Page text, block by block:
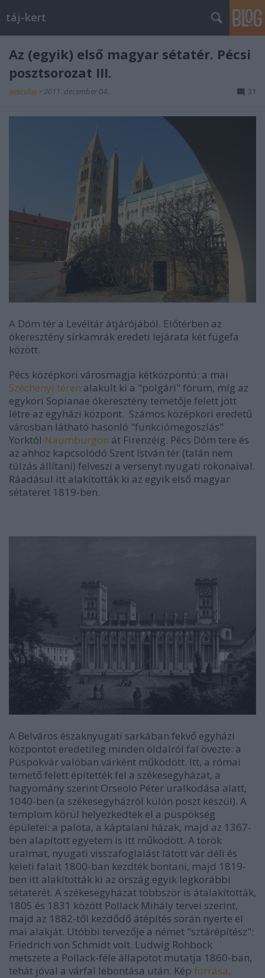
táj-kert
Az (egyik) első magyar sétatér. Pécsi
posztsorozat III.
aesculus • 2011. december 04. 31
A Dóm tér a Levéltár átjárójából. Előtérben az
ókeresztény sírkamrák eredeti lejárata két fügefa
között.
Pécs középkori városmagja kétközpontú: a mai
Széchenyi téren alakult ki a "polgári" fórum, míg az
egykori Sopianae ókeresztény temetője felett jött
létre az egyházi központ. Számos középkori eredetű
városban látható hasonló "funkciómegoszlás"
Yorktól Naumburgon át Firenzéig. Pécs Dóm tere és
az ahhoz kapcsolódó Szent István tér (talán nem
túlzás állítani) felveszi a versenyt nyugati rokonaival.
Ráadásul itt alakították ki az egyik első magyar
sétateret 1819-ben.
A Belváros északnyugati sarkában fekvő egyházi
központot eredetileg minden oldalról fal övezte: a
Püspökvár valóban várként működött. Itt, a római
temető felett építették fel a székesegyházat, a
hagyomány szerint Orseolo Péter uralkodása alatt,
1040-ben (a székesegyházról külön poszt készül). A
templom körül helyezkedtek el a püspökség
épületei: a palota, a káptalani házak, majd az 1367-
ben alapított egyetem is itt működött. A török
uralmat, nyugati visszafoglalást látott vár déli és
keleti falait 1800-ban kezdték bontani, majd 1819-
ben itt alakították ki az ország egyik legkorábbi
sétaterét. A székesegyházat többször is átalakították,
1805 és 1831 között Pollack Mihály tervei szerint,
majd az 1882-től kezdődő átépítés során nyerte el
mai alakját. Utóbbi tervezője a német "sztárépítész":
Friedrich von Schmidt volt. Ludwig Rohbock
metszete a Pollack-féle állapotot mutatja 1860-ban,
tehát jóval a várfal lebontása után. Kép forrása.